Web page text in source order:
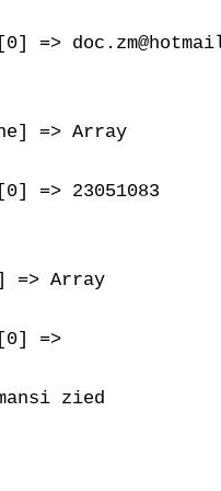
=>
=> Array
=> 23051083
=> Array
=>
zied